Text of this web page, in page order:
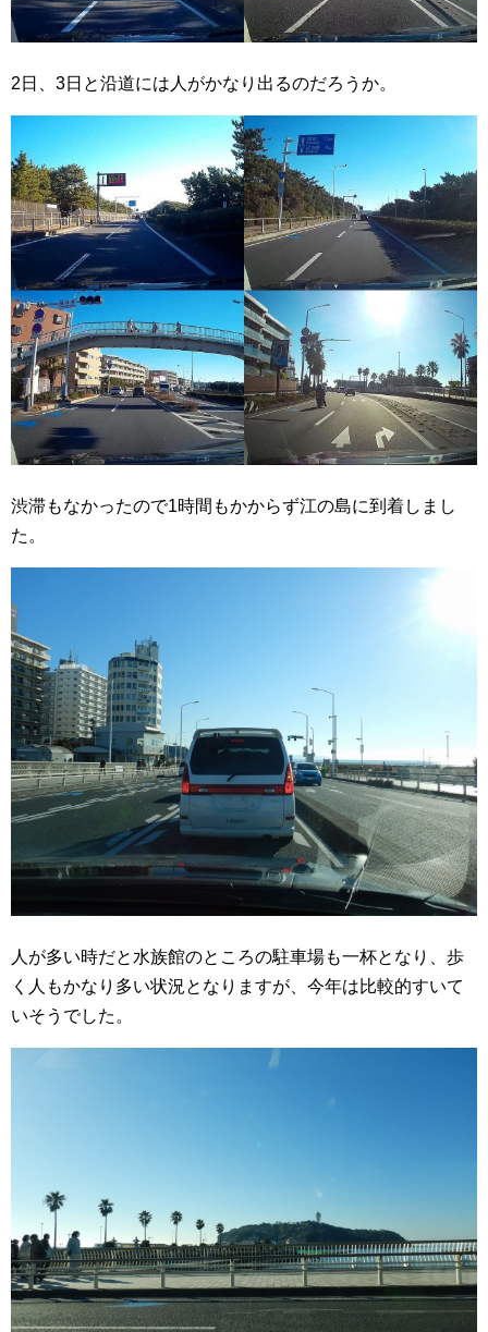
2日、3日と沿道には人がかなり出るのだろうか。
渋滞もなかったので1時間もかからず江の島に到着しまし
た。
人が多い時だと水族館のところの駐車場も一杯となり、歩
く人もかなり多い状況となりますが、今年は比較的すいて
いそうでした。